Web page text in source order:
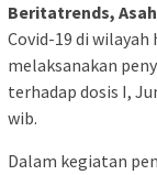
Beritatrends,
Covid-19 di
melaksanakan
terhadap dosis I,
wib.
Dalam kegiatan